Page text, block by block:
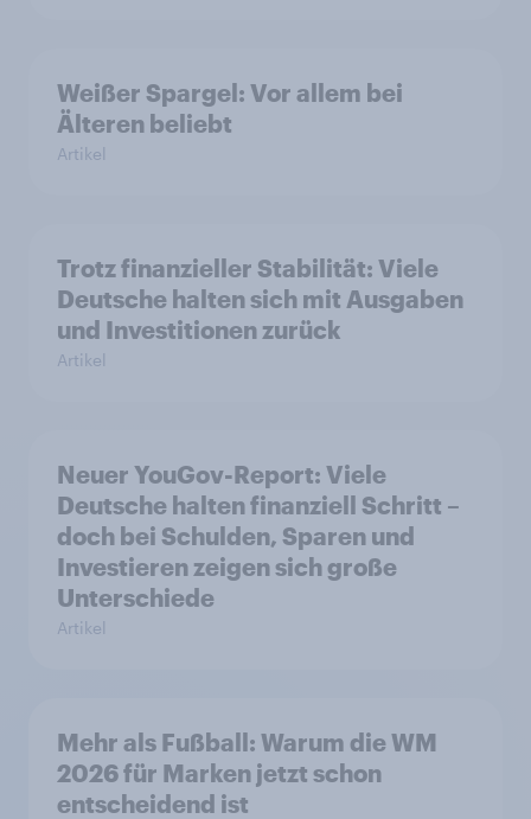
Weißer Spargel: Vor allem bei
Älteren beliebt
Artikel
Trotz finanzieller Stabilität: Viele
Deutsche halten sich mit Ausgaben
und Investitionen zurück
Artikel
Neuer YouGov-Report: Viele
Deutsche halten finanziell Schritt –
doch bei Schulden, Sparen und
Investieren zeigen sich große
Unterschiede
Artikel
Mehr als Fußball: Warum die WM
2026 für Marken jetzt schon
entscheidend ist